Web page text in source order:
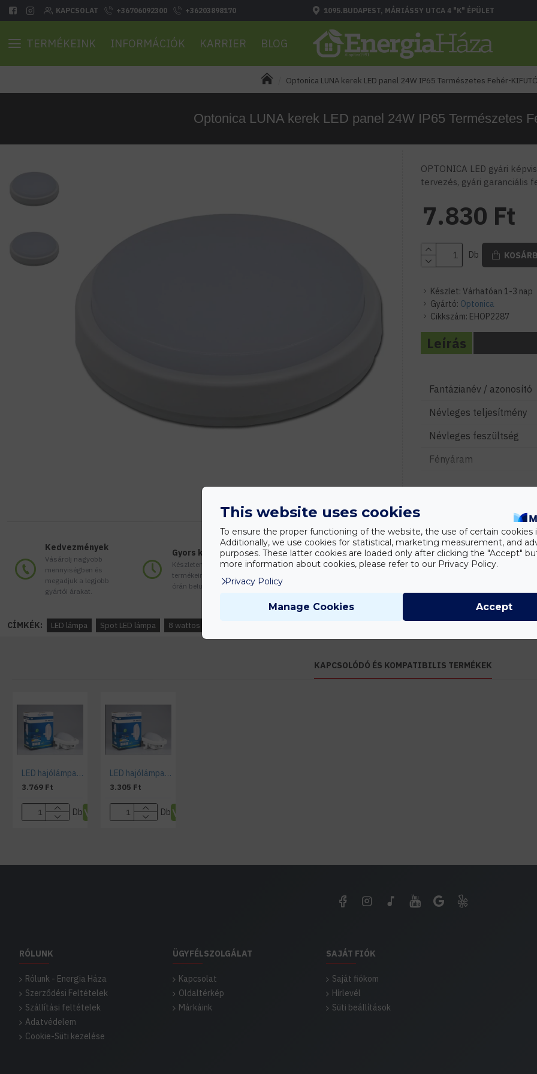
KAPCSOLAT +36706092300 +36203898170 1095.BUDAPEST, MÁRIÁSSY UTCA 4 "K" ÉPÜLET
TERMÉKEINK INFORMÁCIÓK KARRIER BLOG
Optonica LUNA kerek LED panel 24W IP65 Természetes Fehér-KIFUTÓ
Optonica LUNA kerek LED panel 24W IP65 Természetes
Kedvezmények
Vásárolj nagyobb
mennyiségben és
megadjuk a legjobb
gyártói árakat.
Gyors kiszállítás
Készleten lévő
termékeinket akár 24
órán belül megkaphatod!
Tanácsadás
Írd meg nekünk
elgondolásodat és
OPTONICA LED gyári
tervezés, gyári garanciális
Készlet: Várhatóan 1-3 nap
Gyártó: Optonica
Cikkszám: EHOP2287
7.830 Ft
Db
Leírás
Fantázianév / azonosító
Névleges teljesítmény
Névleges feszültség
Fényáram
Várható élettartam
Anyaga
Spot LED lámpa, fehér színben,
méretében elhelyezett LED modullal,
Voltos vezetékeknek is. A spot
CÍMKÉK: LED lámpa Spot LED lámpa 8 wattos led lámpa
KAPCSOLÓDÓ ÉS KOMPATIBILIS TERMÉKEK
LED hajólámpa , 12W , falon kívüli , ovális , természetes fehér , IP54
3.769 Ft
Db
LED hajólámpa , 6 Watt , falon kívüli , ovális , természetes fehér , IP54
3.305 Ft
Db
RÓLUNK
Rólunk - Energia Háza
Szerződési Feltételek
Szállítási feltételek
Adatvédelem
Cookie-Süti kezelése
ÜGYFÉLSZOLGÁLAT
Kapcsolat
Oldaltérkép
Márkáink
SAJÁT FIÓK
Saját fiókom
Hírlevél
Süti beállítások
This website uses cookies
To ensure the proper functioning of the website, the use of certain cookies
Additionally, we use cookies for statistical, marketing measurement, and
purposes. These latter cookies are loaded only after clicking the "Accept"
more information about cookies, please refer to our Privacy Policy.
Privacy Policy
Manage Cookies Accept